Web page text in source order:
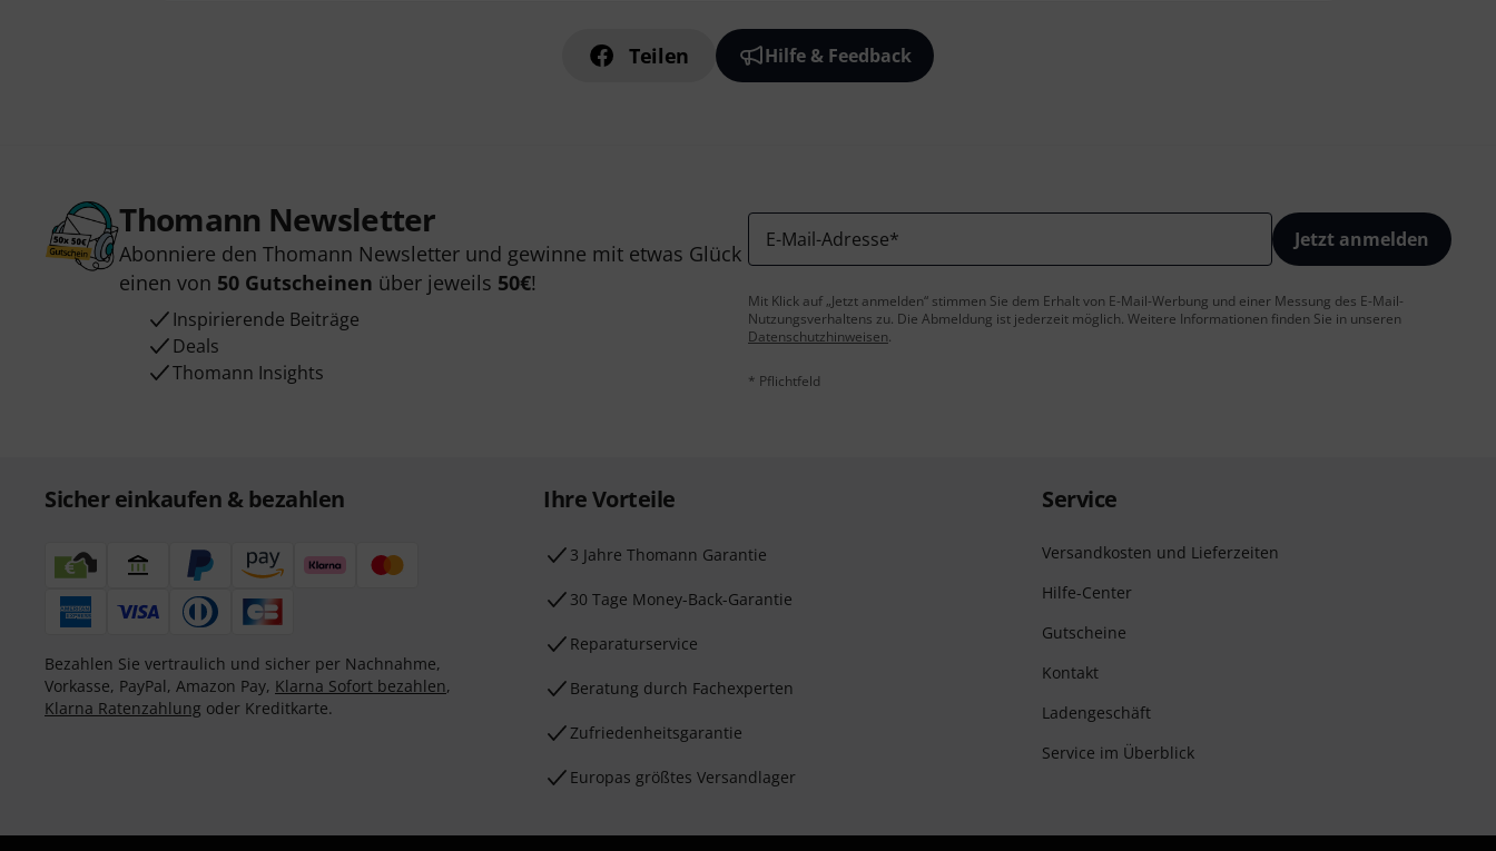
Teilen Hilfe & Feedback
Thomann Newsletter
Abonniere den Thomann Newsletter und gewinne mit etwas Glück
einen von 50 Gutscheinen über jeweils 50€!
Inspirierende Beiträge
Deals
Thomann Insights
E-Mail-Adresse* Jetzt anmelden
Mit Klick auf „Jetzt anmelden“ stimmen Sie dem Erhalt von E-Mail-Werbung und einer Messung des E-Mail-
Nutzungsverhaltens zu. Die Abmeldung ist jederzeit möglich. Weitere Informationen finden Sie in unseren
Datenschutzhinweisen.
* Pflichtfeld
Sicher einkaufen & bezahlen
Bezahlen Sie vertraulich und sicher per Nachnahme,
Vorkasse, PayPal, Amazon Pay, Klarna Sofort bezahlen,
Klarna Ratenzahlung oder Kreditkarte.
Ihre Vorteile
3 Jahre Thomann Garantie
30 Tage Money-Back-Garantie
Reparaturservice
Beratung durch Fachexperten
Zufriedenheitsgarantie
Europas größtes Versandlager
Service
Versandkosten und Lieferzeiten
Hilfe-Center
Gutscheine
Kontakt
Ladengeschäft
Service im Überblick